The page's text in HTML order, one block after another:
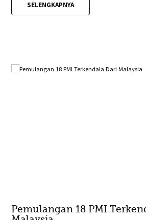
SELENGKAPNYA
Pemulangan 18 PMI